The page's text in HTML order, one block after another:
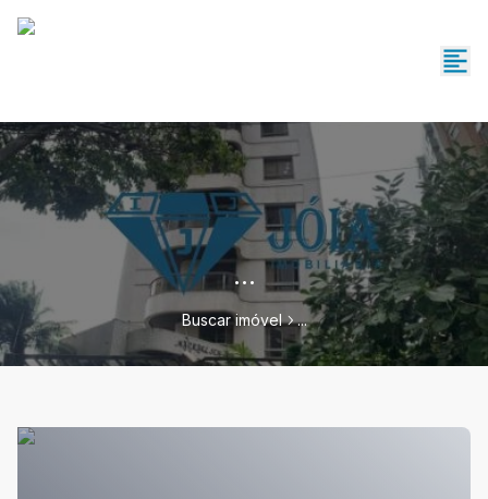
...
Buscar imóvel ...